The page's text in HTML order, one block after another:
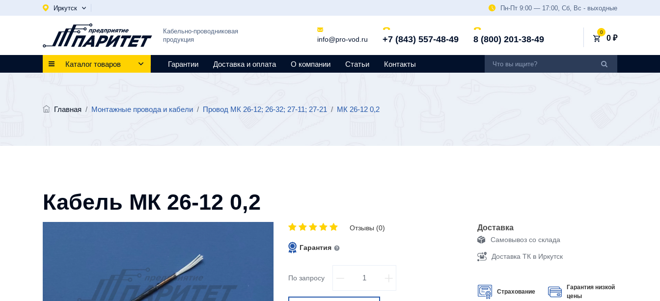
Иркутск Пн-Пт 9:00 — 17:00, Сб, Вс - выходные
Кабельно-проводниковая
продукция
info@pro-vod.ru +7 (843) 557-48-49 8 (800) 201-38-49
0
0 ₽
Каталог товаров Гарантии Доставка и оплата О компании Статьи Контакты
Главная / Монтажные провода и кабели / Провод МК 26-12; 26-32; 27-11; 27-21 / МК 26-12 0,2
Кабель МК 26-12 0,2
Отзывы (0)
Гарантия
По запросу
Доставка
Самовывоз со склада
Доставка ТК в Иркутск
Страхование
Гарантия низкой
цены